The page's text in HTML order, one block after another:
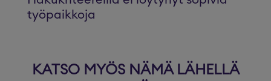
työpaikkoja
KATSO MYÖS NÄMÄ LÄHELLÄ